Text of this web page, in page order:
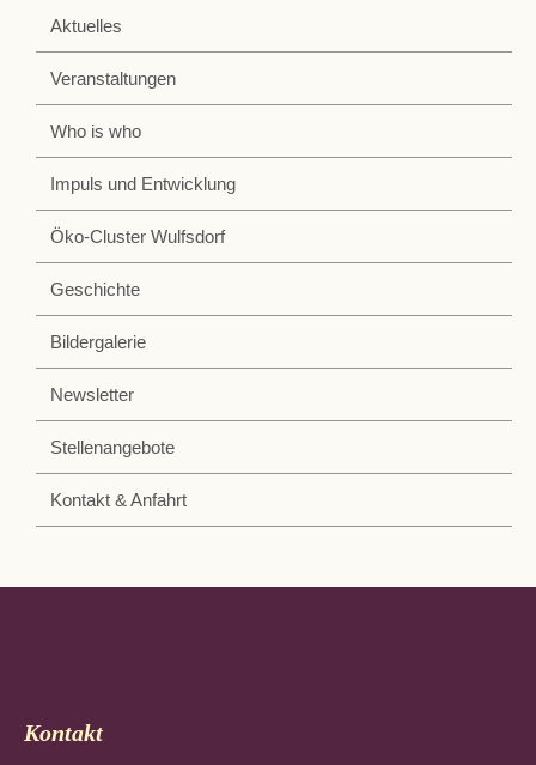
Aktuelles
Veranstaltungen
Who is who
Impuls und Entwicklung
Öko-Cluster Wulfsdorf
Geschichte
Bildergalerie
Newsletter
Stellenangebote
Kontakt & Anfahrt
Kontakt